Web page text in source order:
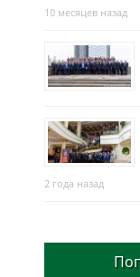
10 месяцев назад
2 года назад